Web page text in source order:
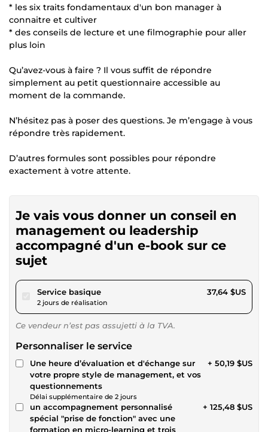
* les six traits fondamentaux d'un bon manager à
connaitre et cultiver
* des conseils de lecture et une filmographie pour aller
plus loin
Qu’avez-vous à faire ? Il vous suffit de répondre
simplement au petit questionnaire accessible au
moment de la commande.
N’hésitez pas à poser des questions. Je m’engage à vous
répondre très rapidement.
D’autres formules sont possibles pour répondre
exactement à votre attente.
Je vais vous donner un conseil en
management ou leadership
accompagné d'un e-book sur ce
sujet
Service basiquepour 34,69 $US
2 jours de réalisation
37,64 $US
Ce vendeur n’est pas assujetti à la TVA.
Personnaliser le service
Une heure d’évaluation et d'échange sur
votre propre style de management, et vos
questionnements
Délai supplémentaire de 2 jours
+ 50,19 $US
un accompagnement personnalisé
spécial "prise de fonction" avec une
formation en micro-learning et trois
+ 125,48 $US